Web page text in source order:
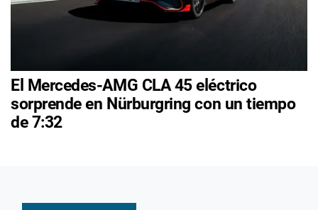
El Mercedes-AMG CLA 45 eléctrico
sorprende en Nürburgring con un tiempo
de 7:32